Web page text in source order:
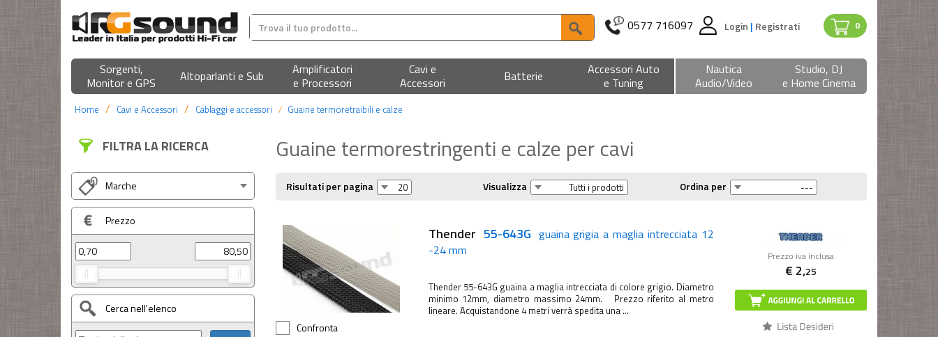
0
0577 716097 Login | Registrati
Sorgenti,
Monitor e GPS
Altoparlanti e Sub
Amplificatori
e Processori
Cavi e
Accessori
Batterie
Accessori Auto
e Tuning
Nautica
Audio/Video
Studio, DJ
e Home Cinema
Home Cavi e Accessori Cablaggi e accessori Guaine termoretraibili e calze
FILTRA LA RICERCA
Marche
Prezzo
Cerca nell'elenco
Guaine termorestringenti e calze per cavi
Risultati per pagina Visualizza Ordina per
Confronta
Prezzo iva inclusa
€ 2,25
Thender 55-643G guaina grigia a maglia intrecciata 12
-24 mm
Thender 55-643G guaina a maglia intrecciata di colore grigio. Diametro
minimo 12mm, diametro massimo 24mm. Prezzo riferito al metro
lineare. Acquistandone 4 metri verrà spedita una ...